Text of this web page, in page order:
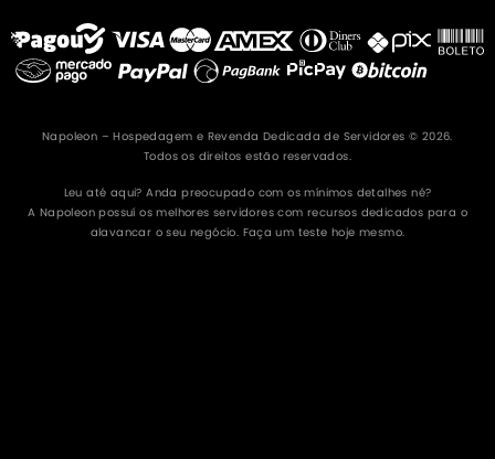
Napoleon – Hospedagem e Revenda Dedicada de Servidores © 2026.
Todos os direitos estão reservados.
Leu até aqui? Anda preocupado com os mínimos detalhes né?
A Napoleon possuí os melhores servidores com recursos dedicados para o
alavancar o seu negócio. Faça um teste hoje mesmo.